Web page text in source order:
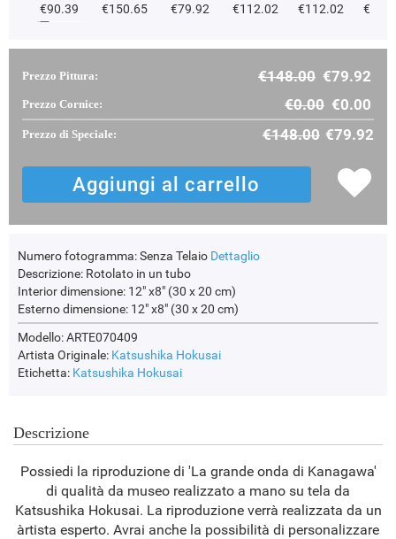
€90.39 €150.65 €79.92 €112.02 €112.02
F2833-204
€95.80
Prezzo Pittura: €148.00 €79.92
Prezzo Cornice: €0.00 €0.00
Prezzo di Speciale: €148.00 €79.92
Numero fotogramma:Senza Telaio Dettaglio
Descrizione: Rotolato in un tubo
Interior dimensione: 12" x8" (30 x 20 cm)
Esterno dimensione: 12" x8" (30 x 20 cm)
Modello: ARTE070409
Artista Originale: Katsushika Hokusai
Etichetta: Katsushika Hokusai
Descrizione
Possiedi la riproduzione di 'La grande onda di Kanagawa'
di qualità da museo realizzato a mano su tela da
Katsushika Hokusai. La riproduzione verrà realizzata da un
àrtista esperto. Avrai anche la possibilità di personalizzare